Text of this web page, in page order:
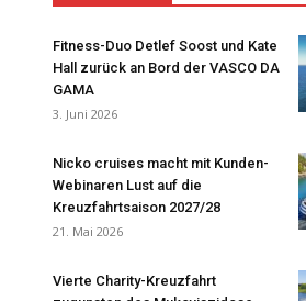
Fitness-Duo Detlef Soost und Kate
Hall zurück an Bord der VASCO DA
GAMA
3. Juni 2026
Nicko cruises macht mit Kunden-
Webinaren Lust auf die
Kreuzfahrtsaison 2027/28
21. Mai 2026
Vierte Charity-Kreuzfahrt